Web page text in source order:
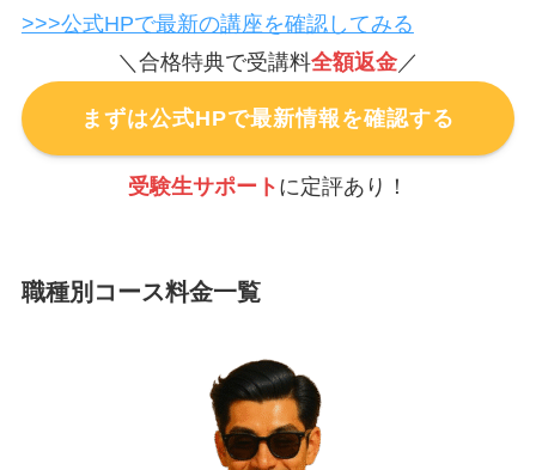
>>>公式HPで最新の講座を確認してみる
＼合格特典で受講料全額返金／
まずは公式HPで最新情報を確認する
受験生サポート に定評あり！
職種別コース料金一覧